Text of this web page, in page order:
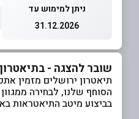
ניתן למימוש עד
31.12.2026
שובר להצגה -
תיאטרון ירושלים מזמין
הסוחף שלנו, לבחירה
בביצוע מיטב התיאטראות